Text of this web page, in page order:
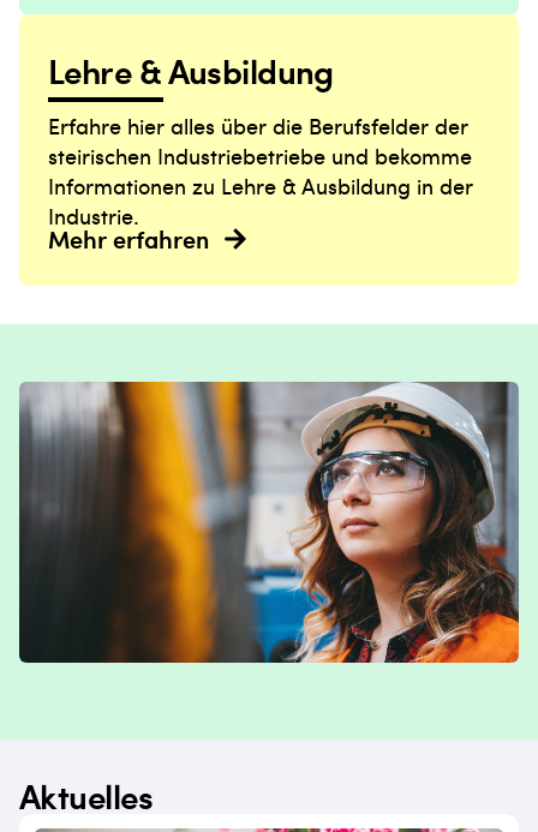
Lehre & Ausbildung
Erfahre hier alles über die Berufsfelder der
steirischen Industriebetriebe und bekomme
Informationen zu Lehre & Ausbildung in der
Industrie.
Mehr erfahren
Aktuelles